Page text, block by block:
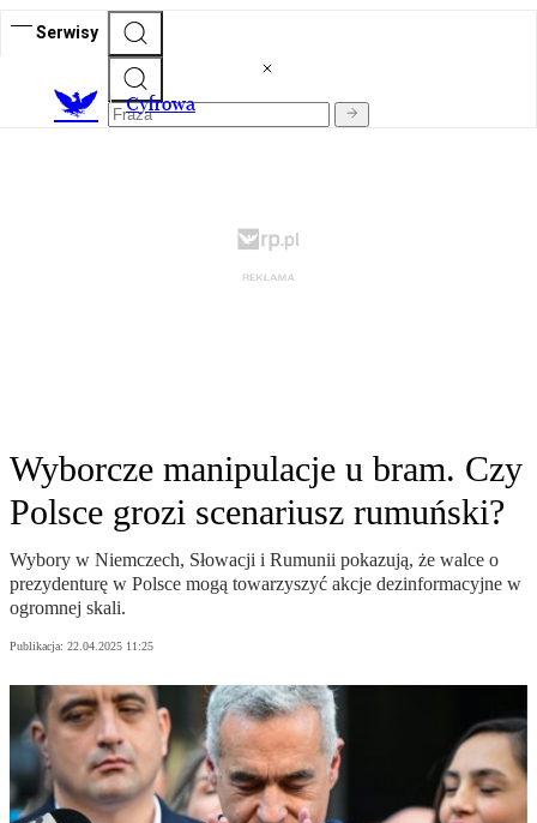
Serwisy
Cyfrowa
Wyborcze manipulacje u bram. Czy
Polsce grozi scenariusz rumuński?
Wybory w Niemczech, Słowacji i Rumunii pokazują, że walce o
prezydenturę w Polsce mogą towarzyszyć akcje dezinformacyjne w
ogromnej skali.
Publikacja: 22.04.2025 11:25